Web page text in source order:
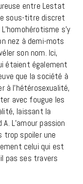
entre Lestat
sous-titre discret
s’y
nez à demi-mots
son nom. Ici,
étaient également
que la société à
à l’hétérosexualité,
avec fougue les
laissant la
L’amour passion
trop spoiler une
celui qui est
pas ses travers